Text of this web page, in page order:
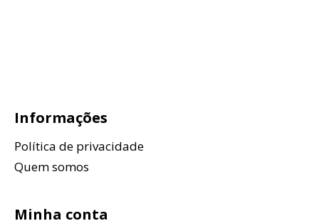
Informações
Política de privacidade
Quem somos
Minha conta